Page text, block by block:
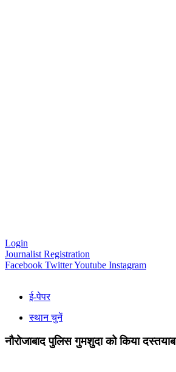
Login
Journalist Registration
Facebook TwitterYoutube Instagram
ई-पेपर
स्थान चुनें
नौरोजाबाद पुलिस गुमशुदा को किया दस्तयाब